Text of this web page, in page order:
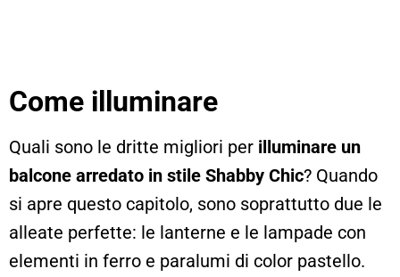
Come illuminare
Quali sono le dritte migliori per illuminare un
balcone arredato in stile Shabby Chic? Quando
si apre questo capitolo, sono soprattutto due le
alleate perfette: le lanterne e le lampade con
elementi in ferro e paralumi di color pastello.